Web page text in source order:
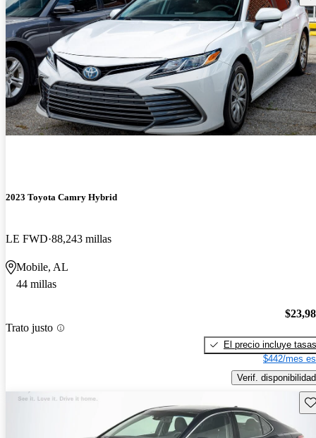
2023 Toyota Camry Hybrid
LE FWD 88,243 millas
Mobile, AL
44 millas
Trato justo
El precio incluye tasas
$442/mes
Verif. disponibilidad